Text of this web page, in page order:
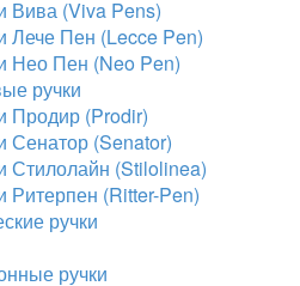
Вива (Viva Pens)
Лече Пен (Lecce Pen)
Нео Пен (Neo Pen)
ручки
Продир (Prodir)
Сенатор (Senator)
Стилолайн (Stilolinea)
Ритерпен (Ritter-Pen)
ручки
ручки